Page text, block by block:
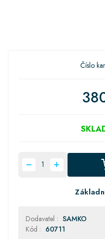
Číslo
Dodavatel : SAMKO
Kód : 60711